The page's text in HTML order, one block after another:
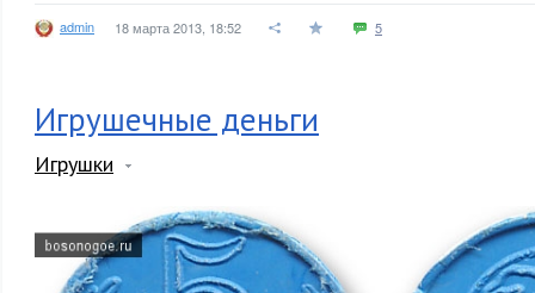
admin 18 марта 2013, 18:52 5
Игрушечные деньги
Игрушки